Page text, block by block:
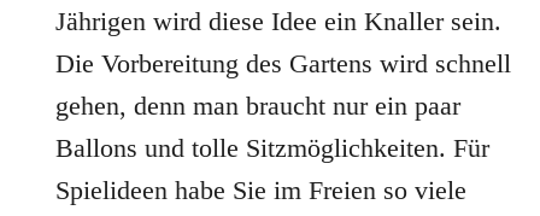
Jährigen wird diese Idee ein Knaller sein.
Die Vorbereitung des Gartens wird schnell
gehen, denn man braucht nur ein paar
Ballons und tolle Sitzmöglichkeiten. Für
Spielideen habe Sie im Freien so viele